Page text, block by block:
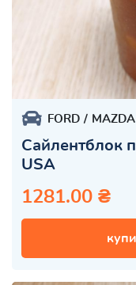
FORD MAZDA
Сайлентблок
USA
1281.00 ₴